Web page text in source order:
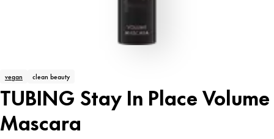
vegan clean beauty
TUBING Stay In Place Volume
Mascara